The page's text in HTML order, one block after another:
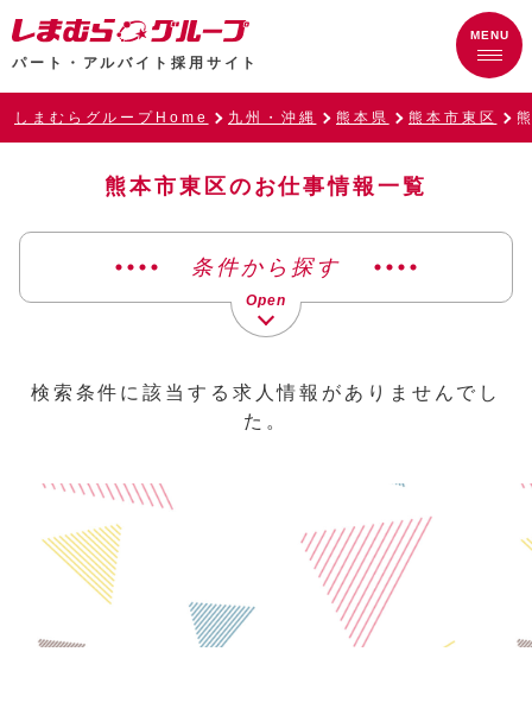
パート・アルバイト採用サイト
しまむらグループHome 九州・沖縄 熊本県 熊本市東区
熊本市東区のお仕事情報一覧
条件から探す
検索条件に該当する求人情報がありませんでし
た。